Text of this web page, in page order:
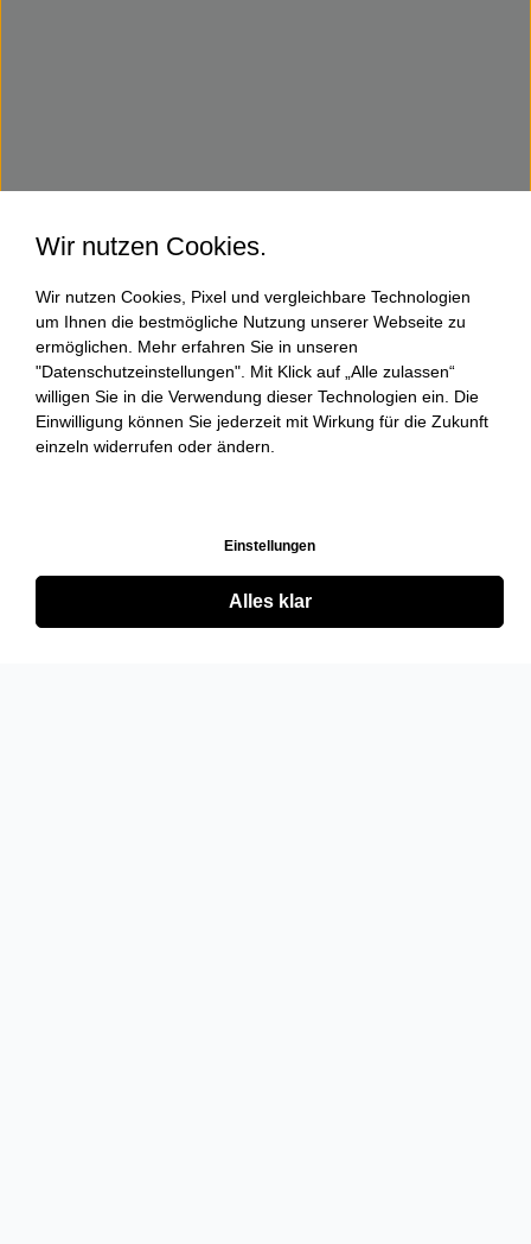
Wir nutzen Cookies.
Wir nutzen Cookies, Pixel und vergleichbare Technologien
um Ihnen die bestmögliche Nutzung unserer Webseite zu
ermöglichen. Mehr erfahren Sie in unseren
"Datenschutzeinstellungen". Mit Klick auf „Alle zulassen“
willigen Sie in die Verwendung dieser Technologien ein. Die
Einwilligung können Sie jederzeit mit Wirkung für die Zukunft
einzeln widerrufen oder ändern.
Einstellungen
Alles klar